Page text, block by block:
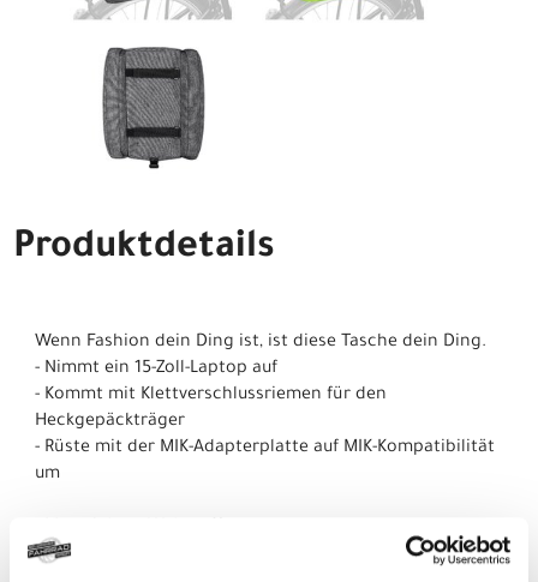
Produktdetails
Wenn Fashion dein Ding ist, ist diese Tasche dein Ding.
- Nimmt ein 15-Zoll-Laptop auf
- Kommt mit Klettverschlussriemen für den
Heckgepäckträger
- Rüste mit der MIK-Adapterplatte auf MIK-Kompatibilität
um
- Fasergehalt: 100% Polyester